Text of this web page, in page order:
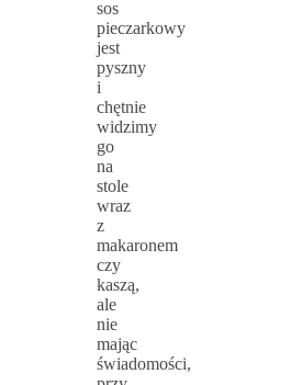
sos
pieczarkowy
jest
pyszny
i
chętnie
widzimy
go
na
stole
wraz
z
makaronem
czy
kaszą,
ale
nie
mając
świadomości,